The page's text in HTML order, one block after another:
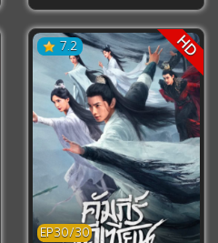
7.2
EP30/30
HD